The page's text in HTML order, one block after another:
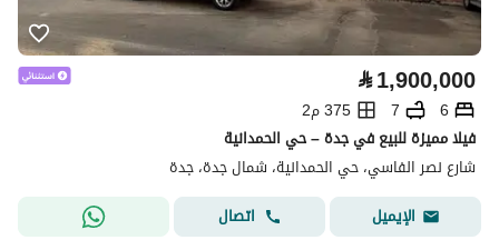
⃁1,900,000
6
7
375 م2
فيلا مميزة للبيع في جدة – حي الحمدانية
شارع نصر الفاسي، حي الحمدانية، شمال جدة، جدة
الإيميل
اتصال